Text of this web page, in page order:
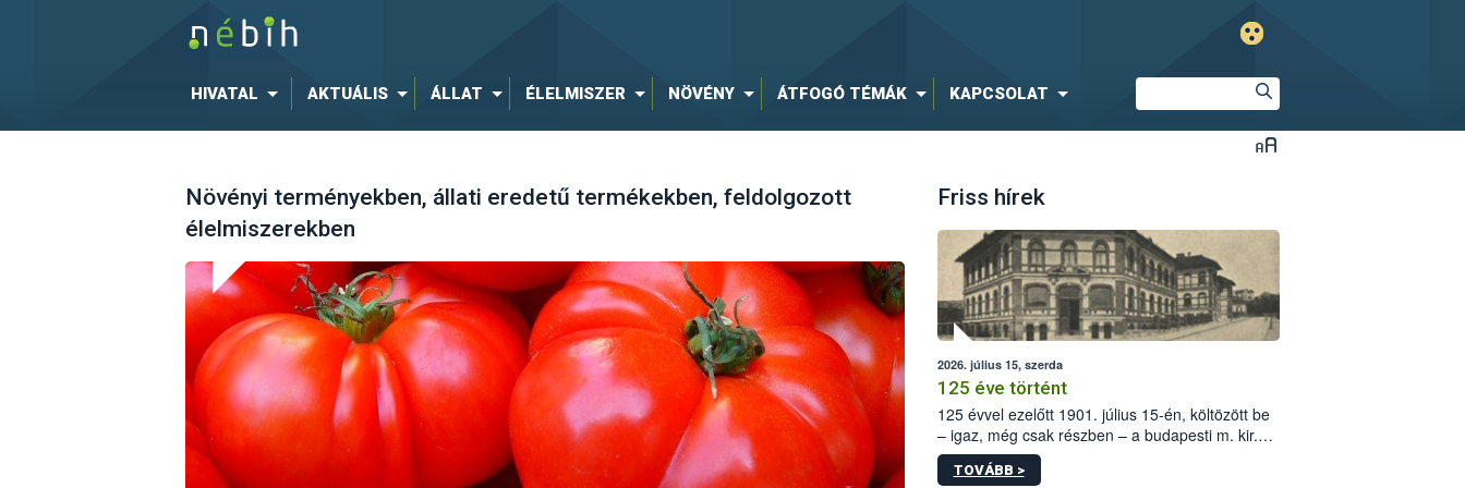
HIVATAL AKTUÁLIS ÁLLAT ÉLELMISZER NÖVÉNY ÁTFOGÓ TÉMÁK KAPCSOLAT
Növényi terményekben, állati eredetű termékekben, feldolgozott
élelmiszerekben
Friss hírek
2026. július 15, szerda
125 éve történt
125 évvel ezelőtt 1901. július 15-én, költözött be
– igaz, még csak részben – a budapesti m. kir.
állami vetőmagvizsgáló állomás a Kis Rókus utca
15. szám alatti, Czigler Győző által tervezett új
TOVÁBB >